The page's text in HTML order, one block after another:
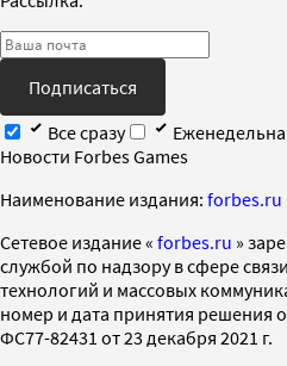
Подписаться
Все сразу
Новости Forbes Games
Наименование издания: forbes.ru
Cетевое издание « forbes.ru »
службой по надзору в сфере
технологий и массовых
номер и дата принятия решения
ФС77-82431 от 23 декабря 2021 г.